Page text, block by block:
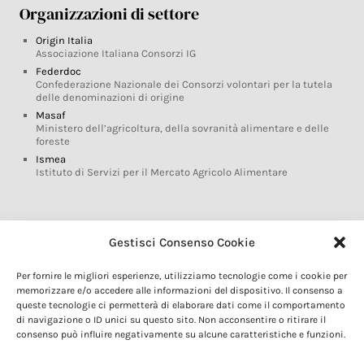
Gestisci Consenso Cookie
Per fornire le migliori esperienze, utilizziamo tecnologie come i cookie per
memorizzare e/o accedere alle informazioni del dispositivo. Il consenso a
queste tecnologie ci permetterà di elaborare dati come il comportamento
di navigazione o ID unici su questo sito. Non acconsentire o ritirare il
consenso può influire negativamente su alcune caratteristiche e funzioni.
Organizzazioni di settore
Origin Italia
Associazione Italiana Consorzi IG
Federdoc
Confederazione Nazionale dei Consorzi volontari per la tutela
delle denominazioni di origine
Masaf
Ministero dell’agricoltura, della sovranità alimentare e delle
foreste
Ismea
Istituto di Servizi per il Mercato Agricolo Alimentare
Glossario DOP IGP
Marchi DOP IGP
Normativa prodotti DOP IGP
Consorzi di Tutela
Farm To Fork e prodotti DOP IGP